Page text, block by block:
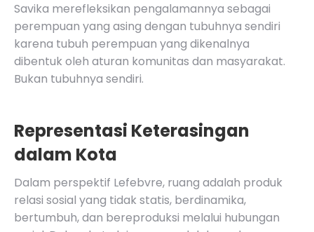
Savika merefleksikan pengalamannya sebagai
perempuan yang asing dengan tubuhnya sendiri
karena tubuh perempuan yang dikenalnya
dibentuk oleh aturan komunitas dan masyarakat.
Bukan tubuhnya sendiri.
Representasi Keterasingan
dalam Kota
Dalam perspektif Lefebvre, ruang adalah produk
relasi sosial yang tidak statis, berdinamika,
bertumbuh, dan bereproduksi melalui hubungan